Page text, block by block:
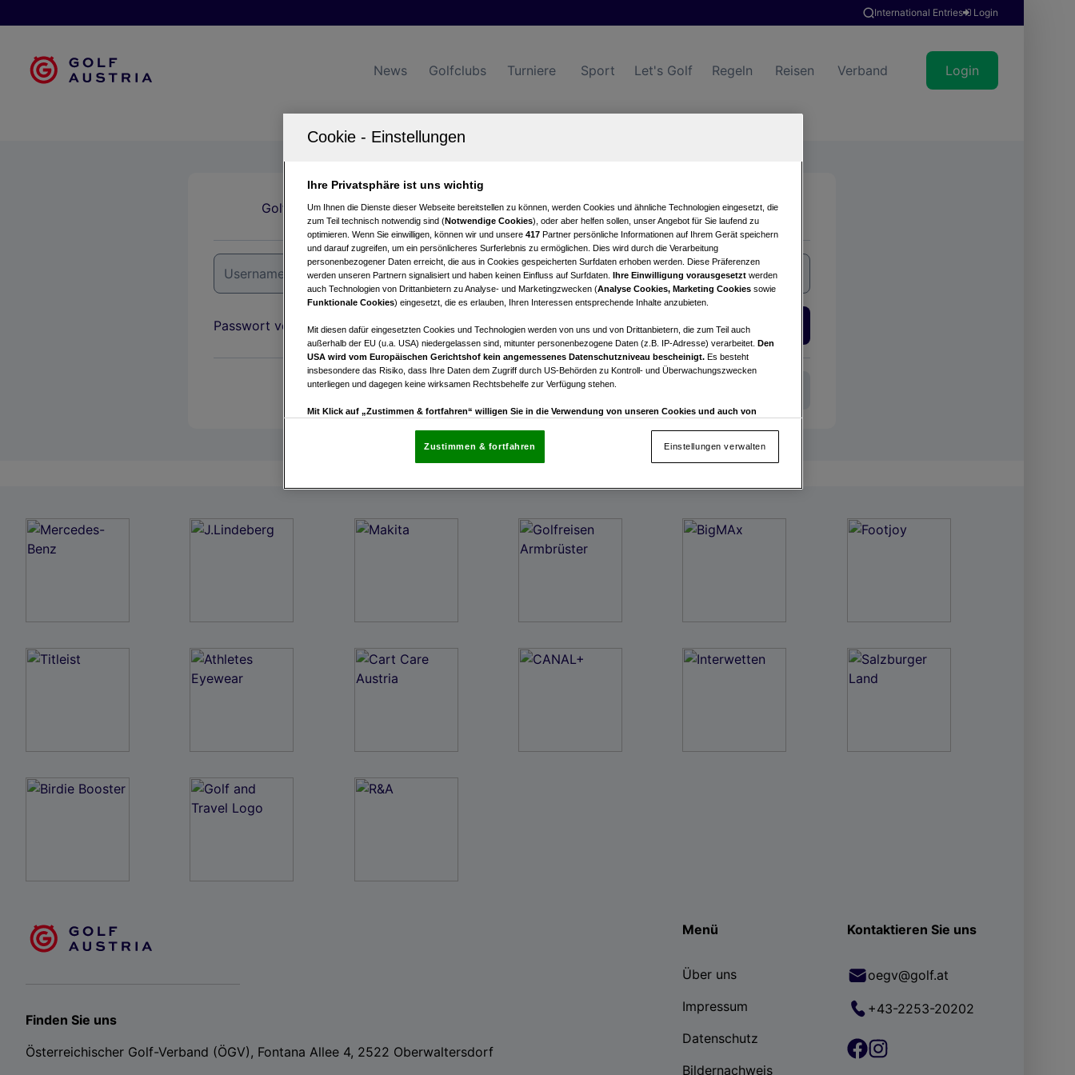
International Entries Login
News Golfclubs Turniere Sport Let's Golf Regeln Reisen Verband Login
Golfclubs Turniere Events Hotels Suche
Passwort vergessen?
Finden Sie uns
Österreichischer Golf-Verband (ÖGV), Fontana Allee 4, 2522 Oberwaltersdorf
Menü
Über uns
Impressum
Datenschutz
Bildernachweis
Kontaktieren Sie uns
oegv@golf.at
+43-2253-20202
Ihre Privatsphäre ist uns wichtig
Um Ihnen die Dienste dieser Webseite bereitstellen zu können, werden Cookies und ähnliche Technologien eingesetzt, die
zum Teil technisch notwendig sind (Notwendige Cookies), oder aber helfen sollen, unser Angebot für Sie laufend zu
optimieren. Wenn Sie einwilligen, können wir und unsere 417 Partner persönliche Informationen auf Ihrem Gerät speichern
und darauf zugreifen, um ein persönlicheres Surferlebnis zu ermöglichen. Dies wird durch die Verarbeitung
personenbezogener Daten erreicht, die aus in Cookies gespeicherten Surfdaten erhoben werden. Diese Präferenzen
werden unseren Partnern signalisiert und haben keinen Einfluss auf Surfdaten. Ihre Einwilligung vorausgesetzt werden
auch Technologien von Drittanbietern zu Analyse- und Marketingzwecken (Analyse Cookies, Marketing Cookies sowie
Funktionale Cookies) eingesetzt, die es erlauben, Ihren Interessen entsprechende Inhalte anzubieten.
Mit diesen dafür eingesetzten Cookies und Technologien werden von uns und von Drittanbietern, die zum Teil auch
außerhalb der EU (u.a. USA) niedergelassen sind, mitunter personenbezogene Daten (z.B. IP-Adresse) verarbeitet. Den
USA wird vom Europäischen Gerichtshof kein angemessenes Datenschutzniveau bescheinigt. Es besteht
insbesondere das Risiko, dass Ihre Daten dem Zugriff durch US-Behörden zu Kontroll- und Überwachungszwecken
unterliegen und dagegen keine wirksamen Rechtsbehelfe zur Verfügung stehen.
Mit Klick auf „Zustimmen & fortfahren“ willigen Sie in die Verwendung von unseren Cookies und auch von
Einstellungen“, die sich auf jeder Seite unten im Footer befinden.
Wir und unsere Partner verarbeiten Daten, um Folgendes bereitzustellen:
Einstellungen verwalten
Zustimmen & fortfahren